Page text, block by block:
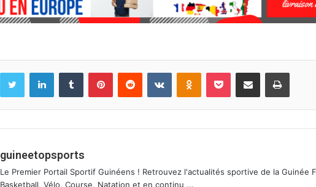
guineetopsports
Le Premier Portail Sportif Guinéens ! Retrouvez l'actualités sportive de la Guinée
Basketball, Vélo, Course, Natation et en continu ...